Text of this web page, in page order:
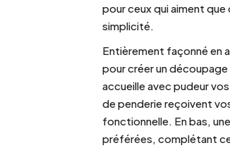
pour ceux qui aiment
simplicité.
Entièrement façonné en
pour créer un
accueille avec pudeur
de penderie reçoivent
fonctionnelle. En bas,
préférées, complétant